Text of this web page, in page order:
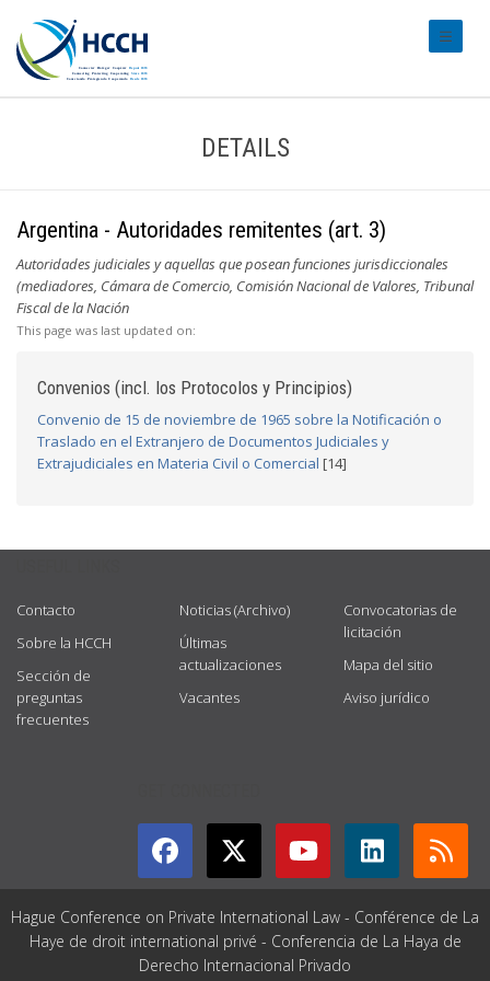
DETAILS
Argentina - Autoridades remitentes (art. 3)
Autoridades judiciales y aquellas que posean funciones jurisdiccionales
(mediadores, Cámara de Comercio, Comisión Nacional de Valores, Tribunal
Fiscal de la Nación
This page was last updated on:
Convenios (incl. los Protocolos y Principios)
Convenio de 15 de noviembre de 1965 sobre la Notificación o
Traslado en el Extranjero de Documentos Judiciales y
Extrajudiciales en Materia Civil o Comercial [14]
Contacto
Sobre la HCCH
Sección de
preguntas
frecuentes
Noticias (Archivo)
Últimas
actualizaciones
Vacantes
Convocatorias de
licitación
Mapa del sitio
Aviso jurídico
Hague Conference on Private International Law - Conférence de La
Haye de droit international privé - Conferencia de La Haya de
Derecho Internacional Privado